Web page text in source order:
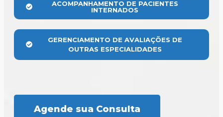
ACOMPANHAMENTO DE PACIENTES
INTERNADOS
GERENCIAMENTO DE AVALIAÇÕES DE
OUTRAS ESPECIALIDADES
Agende sua Consulta